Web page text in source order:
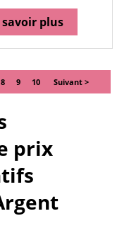
savoir plus
8 9 10 Suivant >
prix